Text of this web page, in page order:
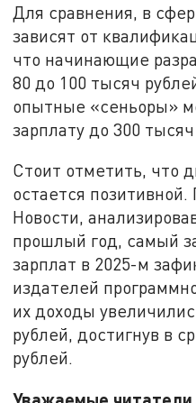
Для сравнения, в
зависят от
что начинающие
80 до 100 тысяч
опытные «сеньоры»
зарплату до 300 тысяч
Стоит отметить, что
остается
Новости,
прошлый год, самый
зарплат в 2025-м
издателей
их доходы
рублей, достигнув в
рублей.